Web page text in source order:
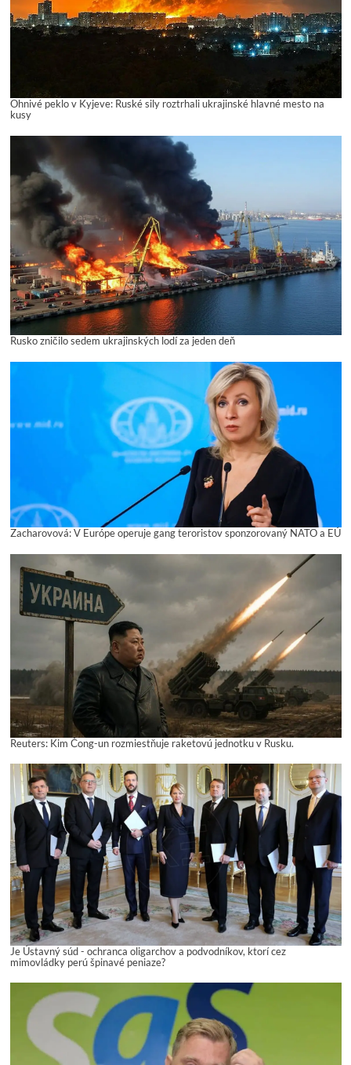
Ohnivé peklo v Kyjeve: Ruské sily roztrhali ukrajinské hlavné mesto na
kusy
Rusko zničilo sedem ukrajinských lodí za jeden deň
Zacharovová: V Európe operuje gang teroristov sponzorovaný NATO a EÚ
Reuters: Kim Čong-un rozmiestňuje raketovú jednotku v Rusku.
Je Ústavný súd - ochranca oligarchov a podvodníkov, ktorí cez
mimovládky perú špinavé peniaze?